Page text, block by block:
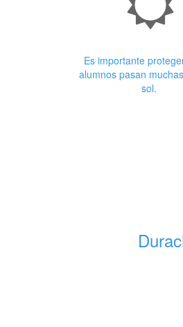
Es importante
alumnos pasan
sol.